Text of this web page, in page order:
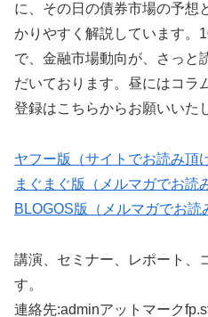
に、その日の債券市場の予想
かりやすく解説しています。
で、金融市場動向が、さっと
だいております。昼にはコラ
登録はこちらからお願いいた
ヤフー版（サイトでお読み頂
まぐまぐ版（メルマガでお読
BLOGOS版（メルマガでお読
講演、セミナー、レポート、
す。
連絡先:adminアットマーク